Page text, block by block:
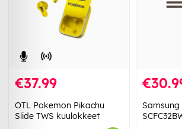
€37.99
OTL Pokemon Pikachu
Slide TWS kuulokkeet
Samsung